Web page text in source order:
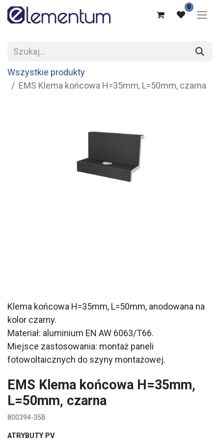
0
Wszystkie produkty
EMS Klema końcowa H=35mm, L=50mm, czarna
Klema końcowa H=35mm, L=50mm, anodowana na
kolor czarny.
Materiał: aluminium EN AW 6063/T66.
Miejsce zastosowania: montaż paneli
fotowoltaicznych do szyny montażowej.
EMS Klema końcowa H=35mm,
L=50mm, czarna
800394-35B
ATRYBUTY PV